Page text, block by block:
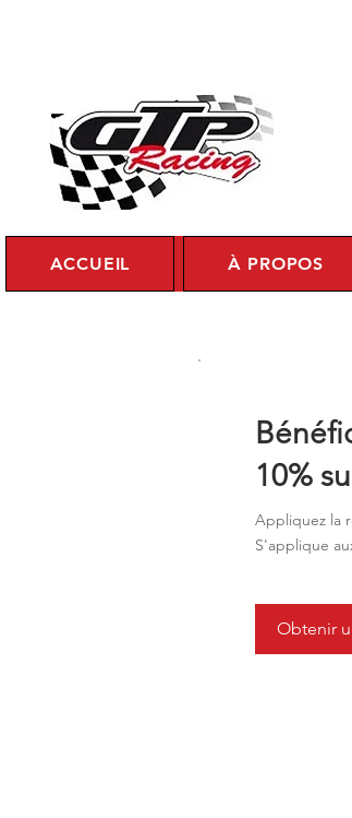
ACCUEIL À PROPOS
10%
Appliquez la
Obtenir
S'applique